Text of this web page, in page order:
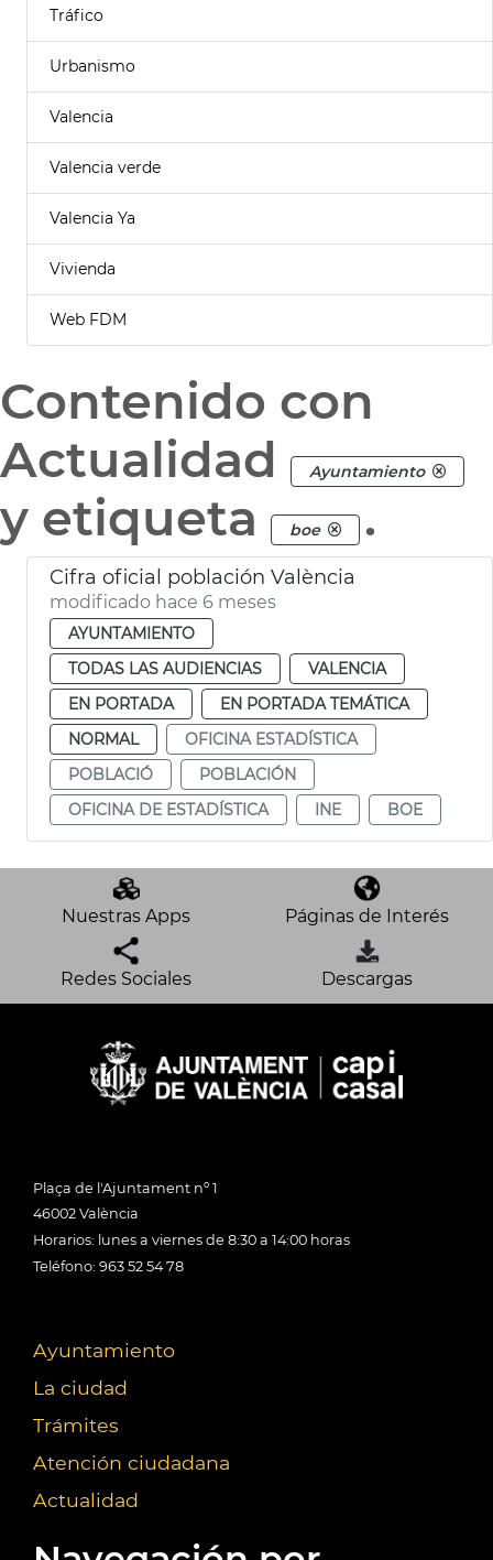
Tráfico
Urbanismo
Valencia
Valencia verde
Valencia Ya
Vivienda
Web FDM
Contenido con
Actualidad
Ayuntamiento
y etiqueta boe .
Cifra oficial población València
modificado hace 6 meses
AYUNTAMIENTO
TODAS LAS AUDIENCIAS
VALENCIA
EN PORTADA
EN PORTADA TEMÁTICA
NORMAL
OFICINA ESTADÍSTICA
POBLACIÓ
POBLACIÓN
OFICINA DE ESTADÍSTICA
INE BOE
Nuestras Apps Páginas de Interés
Redes Sociales Descargas
Plaça de l'Ajuntament nº 1
46002 València
Horarios: lunes a viernes de 8:30 a 14:00 horas
Teléfono: 963 52 54 78
Ayuntamiento
La ciudad
Trámites
Atención ciudadana
Actualidad